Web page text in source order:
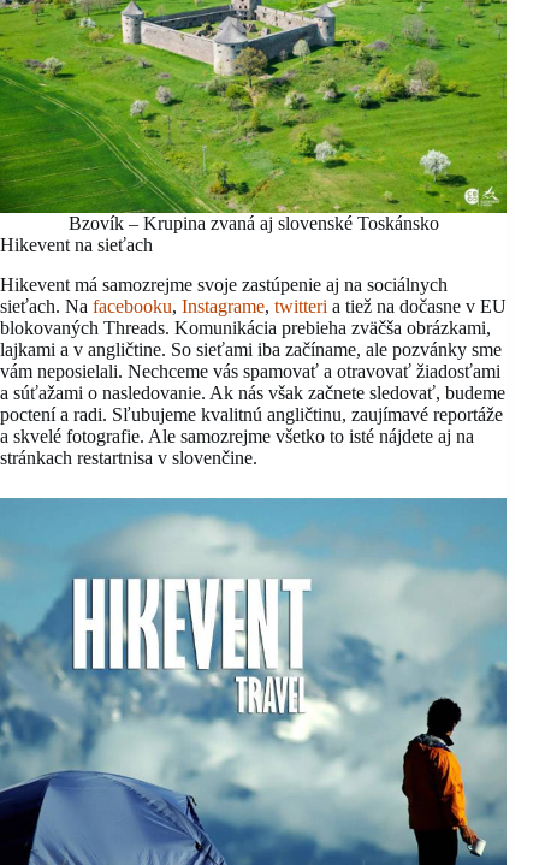
Bzovík – Krupina zvaná aj slovenské Toskánsko
Hikevent na sieťach
Hikevent má samozrejme svoje zastúpenie aj na sociálnych
sieťach. Na facebooku, Instagrame, twitteri a tiež na dočasne v EU
blokovaných Threads. Komunikácia prebieha zväčša obrázkami,
lajkami a v angličtine. So sieťami iba začíname, ale pozvánky sme
vám neposielali. Nechceme vás spamovať a otravovať žiadosťami
a súťažami o nasledovanie. Ak nás však začnete sledovať, budeme
poctení a radi. Sľubujeme kvalitnú angličtinu, zaujímavé reportáže
a skvelé fotografie. Ale samozrejme všetko to isté nájdete aj na
stránkach restartnisa v slovenčine.